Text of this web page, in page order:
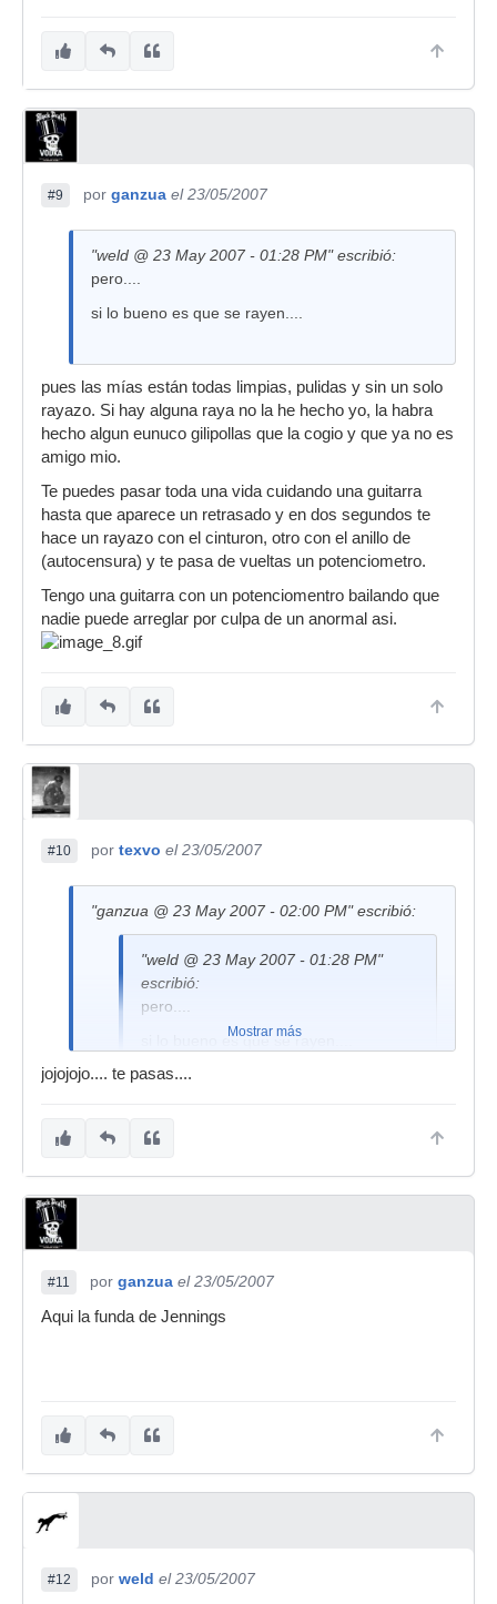
#9 por ganzua el 23/05/2007
"weld @ 23 May 2007 - 01:28 PM" escribió:
pero....
si lo bueno es que se rayen....
pues las mías están todas limpias, pulidas y sin un solo
rayazo. Si hay alguna raya no la he hecho yo, la habra
hecho algun eunuco gilipollas que la cogio y que ya no es
amigo mio.
Te puedes pasar toda una vida cuidando una guitarra
hasta que aparece un retrasado y en dos segundos te
hace un rayazo con el cinturon, otro con el anillo de
(autocensura) y te pasa de vueltas un potenciometro.
Tengo una guitarra con un potenciomentro bailando que
nadie puede arreglar por culpa de un anormal asi.
#10 por texvo el 23/05/2007
"ganzua @ 23 May 2007 - 02:00 PM" escribió:
"weld @ 23 May 2007 - 01:28 PM"
escribió:
pero....
si lo bueno es que se rayen....
hecho algun eunuco gilipollas que la cogio y que
.
Mostrar más
jojojojo.... te pasas....
#11 por ganzua el 23/05/2007
Aqui la funda de Jennings
#12 por weld el 23/05/2007